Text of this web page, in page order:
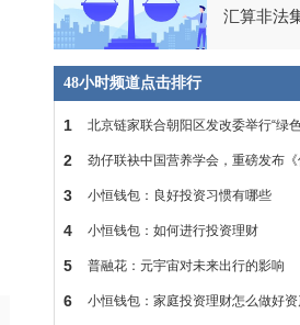
汇算非法
48小时频道点击排行
1 北京链家联合朝阳区发改委举行“绿
2 劲仔联袂中国营养学会，重磅发布《
3 小恒钱包：良好投资习惯有哪些
4 小恒钱包：如何进行投资理财
5 普融花：元宇宙对未来出行的影响
6 小恒钱包：家庭投资理财怎么做好